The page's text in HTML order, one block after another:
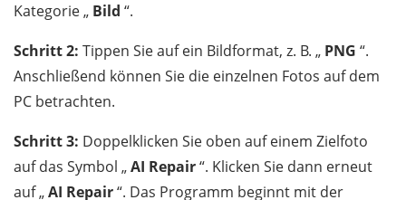
Kategorie „ Bild “.
Schritt 2: Tippen Sie auf ein Bildformat, z. B. „ PNG “.
Anschließend können Sie die einzelnen Fotos auf dem
PC betrachten.
Schritt 3: Doppelklicken Sie oben auf einem Zielfoto
auf das Symbol „AI Repair“. Klicken Sie dann erneut
auf „AI Repair“. Das Programm beginnt mit der